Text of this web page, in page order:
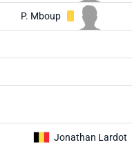
P. Mboup
Jonathan Lardot